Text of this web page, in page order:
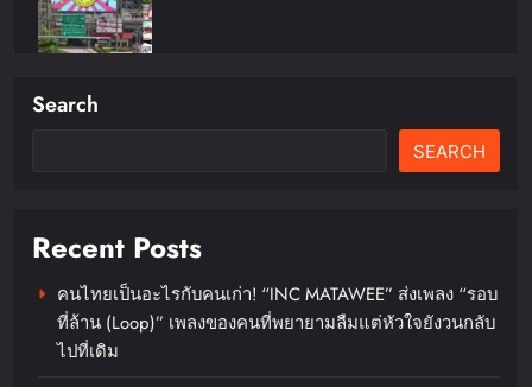
BamBam ถ่ายทอดภาพลักษณ์ใหม่
ผ่านเครือข่ายสื่อ OOH ในระบบ
chillandfin
Search
SEARCH
Recent Posts
คนไทยเป็นอะไรกับคนเก่า! “INC MATAWEE” ส่งเพลง “รอบ
ที่ล้าน (Loop)” เพลงของคนที่พยายามลืมแต่หัวใจยังวนกลับ
ไปที่เดิม